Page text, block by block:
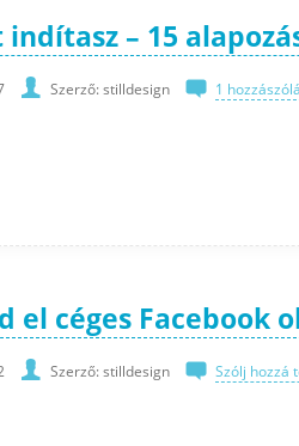
– 15
Szerző: stilldesign 1
el céges Facebook
Szerző: stilldesign Szólj hozzá